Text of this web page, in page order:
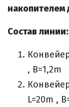
накопителем
Состав линии:
, B=1,2m
L=20m ,